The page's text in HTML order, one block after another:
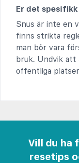
Er det spesifikk
Snus är inte en
finns strikta
man bör vara
bruk. Undvik att
offentliga
Vill du ha
resetips